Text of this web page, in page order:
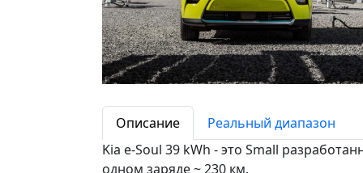
Описание Реальный диапазон
Kia e-Soul 39 kWh - это Small
одном заряде ~ 230 км.